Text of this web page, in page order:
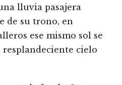
lluvia pasajera
de su trono, en
ese mismo sol se
resplandeciente cielo